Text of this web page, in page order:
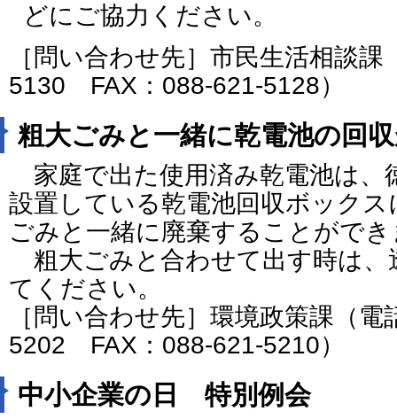
どにご協力ください。
［問い合わせ先］市民生活相談
5130 FAX：088-621-5128）
粗大ごみと一緒に乾電池の回
家庭で出た使用済み乾電池は、
設置している乾電池回収ボック
ごみと一緒に廃棄することがで
粗大ごみと合わせて出す時は、
てください。
［問い合わせ先］環境政策課（
5202 FAX：088-621-5210）
中小企業の日 特別例会